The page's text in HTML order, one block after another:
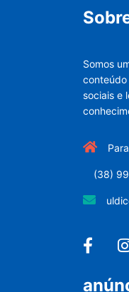
Somos
conteúdo
sociais e
(38)